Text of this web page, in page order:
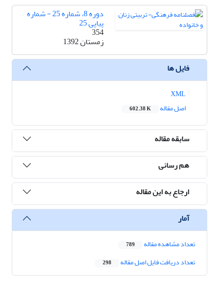
دوره 8، شماره 25 - شماره
پیاپی 25
354
زمستان 1392
فایل ها
اصل مقاله
602.38 K
سابقه مقاله
هم رسانی
ارجاع به این مقاله
آمار
تعداد مشاهده مقاله 789
تعداد دریافت فایل اصل مقاله 298